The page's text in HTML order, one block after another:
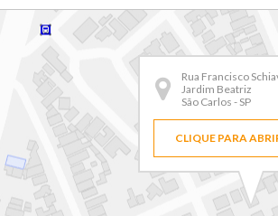
Rua Francisco
Jardim Beatriz
São Carlos - SP
CLIQUE PARA